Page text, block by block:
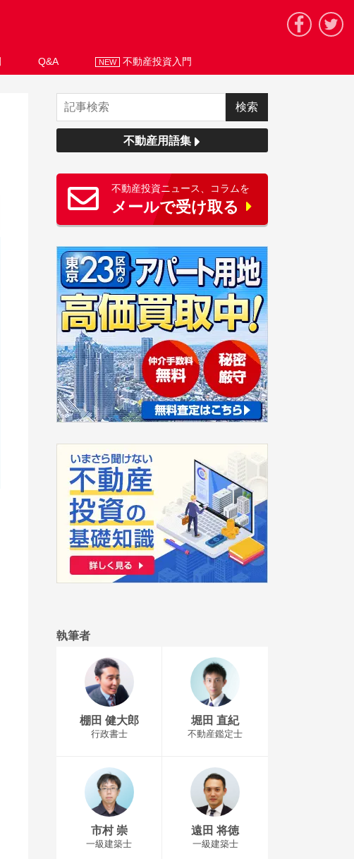
Q&A NEW 不動産投資入門
不動産用語集
不動産投資ニュース、コラムを
メールで受け取る
執筆者
棚田 健大郎
行政書士
堀田 直紀
不動産鑑定士
市村 崇
一級建築士
遠田 将徳
一級建築士